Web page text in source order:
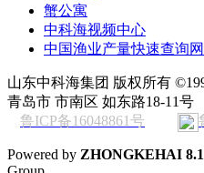
蟹公寓
中科海视频中心
中国渔业产量快速查询网
山东中科海集团 版权所有
青岛市 市南区 如东路18-11号
鲁ICP备16048861号
Powered by ZHONGKEHAI 8.1